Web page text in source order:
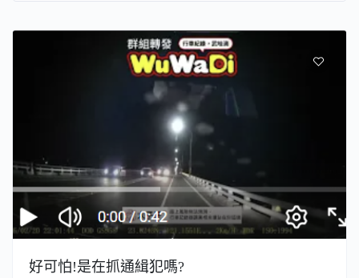
好可怕!是在抓通緝犯嗎?